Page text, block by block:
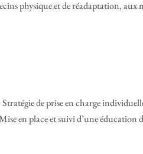
physique et de réadaptation, aux
de prise en charge
en place et suivi d’une éducation